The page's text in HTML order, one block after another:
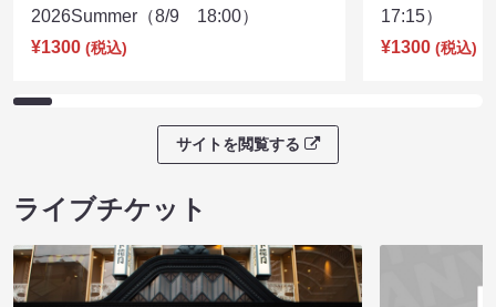
2026Summer（8/9 18:00）
¥1300 (税込)
17:15）
¥1300 (税込)
サイトを閲覧する
ライブチケット